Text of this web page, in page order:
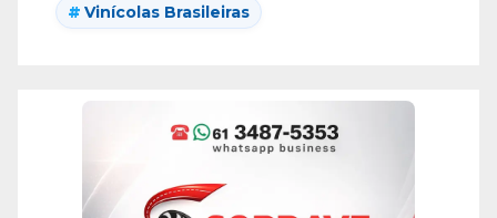
Vinícolas Brasileiras